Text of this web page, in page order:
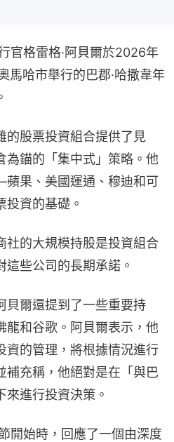
官格雷格·阿貝爾於2026年
馬哈市舉行的巴郡·哈撒韋年
的股票投資組合提供了見
為錨的「集中式」策略。他
果、美國運通、穆迪和可
資的基礎。
社的大規模持股是投資組合
些公司的長期承諾。
貝爾還提到了一些重要持
龍和谷歌。阿貝爾表示，他
資的管理，將根據情況進行
補充稱，他絕對是在「與巴
來進行投資決策。
開始時，回應了一個由深度